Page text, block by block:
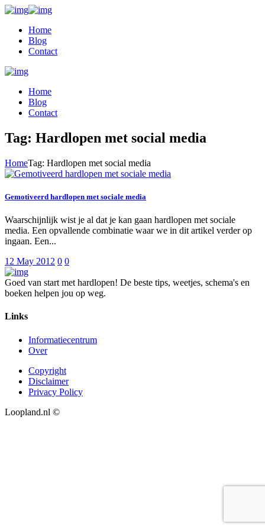
Home
Blog
Contact
Home
Blog
Contact
Tag: Hardlopen met social media
HomeTag: Hardlopen met social media
Gemotiveerd hardlopen met sociale media
Waarschijnlijk wist je al dat je kan gaan hardlopen met sociale
media. Een opvallende combinatie waar we in dit artikel verder op
ingaan. Een...
12 May 2012 0 0
Goed van start met hardlopen! De beste tips, weetjes, schema's en
boeken helpen jou op weg.
Links
Informatiecentrum
Over
Copyright
Disclaimer
Privacy Policy
Loopland.nl ©